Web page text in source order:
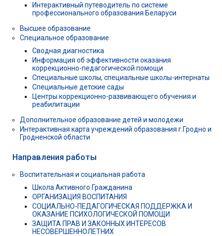
Интерактивный путеводитель по системе
профессионального образования Беларуси
Высшее образование
Специальное образование
Сводная диагностика
Информация об эффективности оказания
коррекционно-педагогической помощи
Специальные школы, специальные школы-интернаты
Специальные детские сады
Центры коррекционно-развивающего обучения и
реабилитации
Дополнительное образование детей и молодежи
Интерактивная карта учреждений образования г.Гродно и
Гродненской области
Направления работы
Воспитательная и социальная работа
Школа Активного Гражданина
ОРГАНИЗАЦИЯ ВОСПИТАНИЯ
СОЦИАЛЬНО-ПЕДАГОГИЧЕСКАЯ ПОДДЕРЖКА И
ОКАЗАНИЕ ПСИХОЛОГИЧЕСКОЙ ПОМОЩИ
ЗАЩИТА ПРАВ И ЗАКОННЫХ ИНТЕРЕСОВ
НЕСОВЕРШЕННОЛЕТНИХ